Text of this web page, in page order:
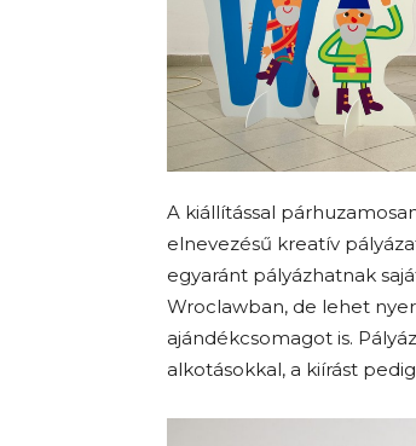
A kiállítással
elnevezésű kreatív
egyaránt pályázhatnak
Wroclawban, de lehet
ajándékcsomagot is.
alkotásokkal, a kiírást